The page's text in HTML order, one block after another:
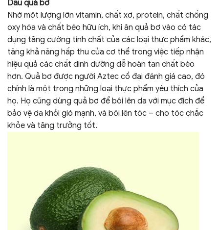
Dầu quả bơ
Nhờ một lượng lớn vitamin, chất xơ, protein, chất chống
oxy hóa và chất béo hữu ích, khi ăn quả bơ vào có tác
dụng tăng cường tính chất của các loại thực phẩm khác,
tăng khả năng hấp thu của cơ thể trong việc tiếp nhận
hiệu quả các chất dinh dưỡng dễ hoàn tan chất béo
hơn. Quả bơ được người Aztec cổ đại đánh giá cao, đó
chính là một trong những loại thực phẩm yêu thích của
họ. Họ cũng dùng quả bơ để bôi lên da với mục đích để
bảo vệ da khỏi gió mạnh, và bôi lên tóc – cho tóc chắc
khỏe và tăng trưởng tốt.